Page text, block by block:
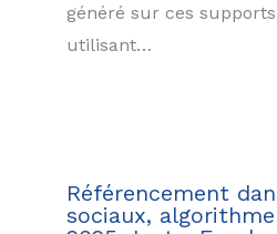
généré sur ces
utilisant…
Référencement
sociaux,